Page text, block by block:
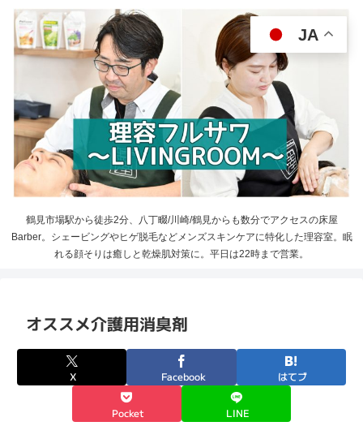
鶴見市場駅から徒歩2分、八丁畷/川崎/鶴見からも数分でアクセスの床屋
Barber。シェービングやヒゲ脱毛などメンズスキンケアに特化した理容室。眠
れる顔そりは癒しと乾燥肌対策に。平日は22時まで営業。
オススメ介護用消臭剤
X Facebook はてブ
Pocket LINE
JA